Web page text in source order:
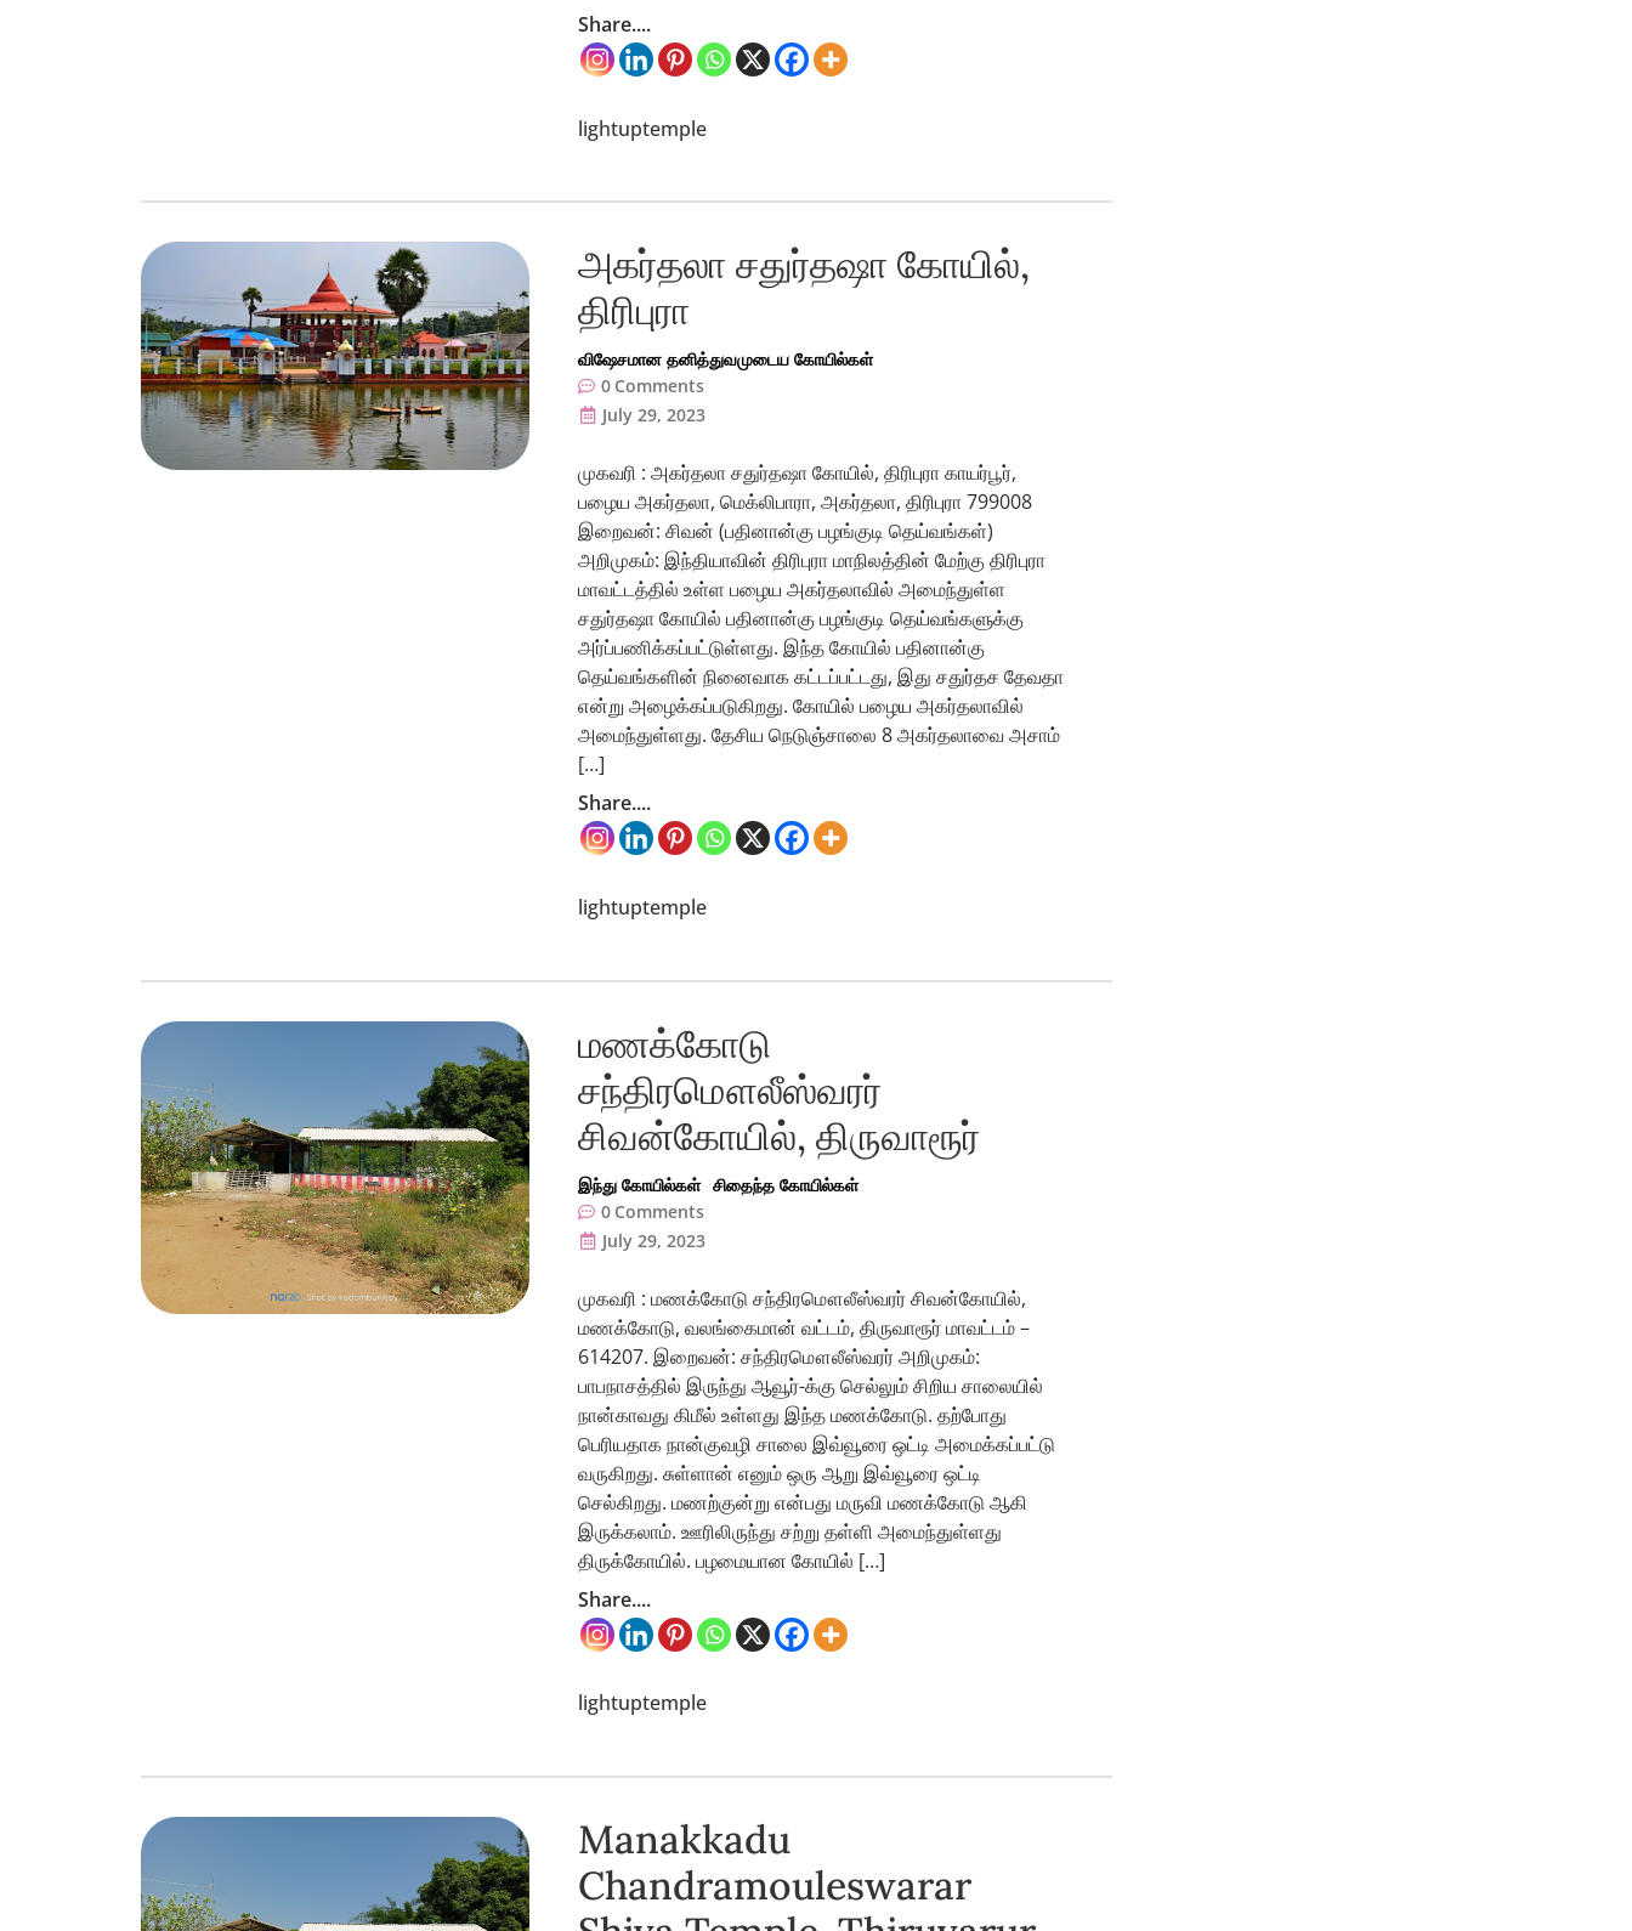
Share....
lightuptemple
அகர்தலா சதுர்தஷா கோயில்,
திரிபுரா
விஷேசமான தனித்துவமுடைய கோயில்கள்
0 Comments
July 29, 2023
முகவரி : அகர்தலா சதுர்தஷா கோயில், திரிபுரா காயர்பூர்,
பழைய அகர்தலா, மெக்லிபாரா, அகர்தலா, திரிபுரா 799008
இறைவன்: சிவன் (பதினான்கு பழங்குடி தெய்வங்கள்)
அறிமுகம்: இந்தியாவின் திரிபுரா மாநிலத்தின் மேற்கு திரிபுரா
மாவட்டத்தில் உள்ள பழைய அகர்தலாவில் அமைந்துள்ள
சதுர்தஷா கோயில் பதினான்கு பழங்குடி தெய்வங்களுக்கு
அர்ப்பணிக்கப்பட்டுள்ளது. இந்த கோயில் பதினான்கு
தெய்வங்களின் நினைவாக கட்டப்பட்டது, இது சதுர்தச தேவதா
என்று அழைக்கப்படுகிறது. கோயில் பழைய அகர்தலாவில்
அமைந்துள்ளது. தேசிய நெடுஞ்சாலை 8 அகர்தலாவை அசாம்
[…]
Share....
lightuptemple
மணக்கோடு
சந்திரமௌலீஸ்வரர்
சிவன்கோயில், திருவாரூர்
இந்து கோயில்கள் சிதைந்த கோயில்கள்
0 Comments
July 29, 2023
முகவரி : மணக்கோடு சந்திரமௌலீஸ்வரர் சிவன்கோயில்,
மணக்கோடு, வலங்கைமான் வட்டம், திருவாரூர் மாவட்டம் –
614207. இறைவன்: சந்திரமௌலீஸ்வரர் அறிமுகம்:
பாபநாசத்தில் இருந்து ஆவூர்-க்கு செல்லும் சிறிய சாலையில்
நான்காவது கிமீல் உள்ளது இந்த மணக்கோடு. தற்போது
பெரியதாக நான்குவழி சாலை இவ்வூரை ஒட்டி அமைக்கப்பட்டு
வருகிறது. சுள்ளான் எனும் ஒரு ஆறு இவ்வூரை ஒட்டி
செல்கிறது. மணற்குன்று என்பது மருவி மணக்கோடு ஆகி
இருக்கலாம். ஊரிலிருந்து சற்று தள்ளி அமைந்துள்ளது
திருக்கோயில். பழமையான கோயில் […]
Share....
lightuptemple
Manakkadu
Chandramouleswarar